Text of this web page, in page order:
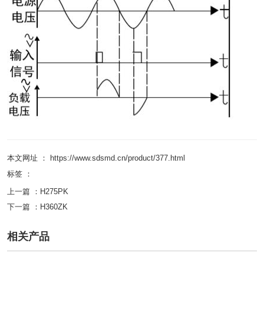
本文网址 ： https://www.sdsmd.cn/product/377.html
标签 ：
上一篇 ： H275PK
下一篇 ： H360ZK
相关产品